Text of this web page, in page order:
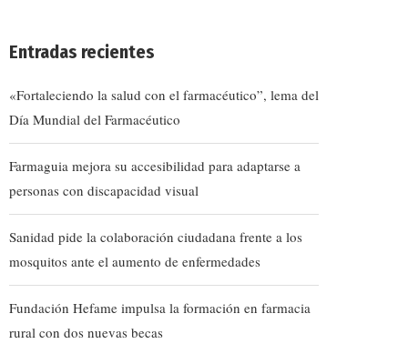
Entradas recientes
«Fortaleciendo la salud con el farmacéutico”, lema del
Día Mundial del Farmacéutico
Farmaguia mejora su accesibilidad para adaptarse a
personas con discapacidad visual
Sanidad pide la colaboración ciudadana frente a los
mosquitos ante el aumento de enfermedades
Fundación Hefame impulsa la formación en farmacia
rural con dos nuevas becas